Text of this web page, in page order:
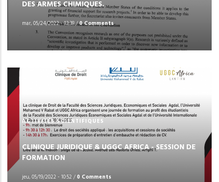
DES ARMES CHIMIQUES.
mar, 05/24/2022 - 12:38/0 Comments
ACTIVITÉS SCIENTIFIQUES
CLINIQUE JURIDIQUE & UGGC AFRICA - SESSION DE
FORMATION
jeu, 05/19/2022 - 10:52 /0 Comments